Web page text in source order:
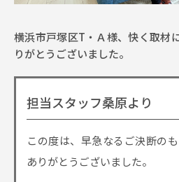
横浜市戸塚区T・Ａ様、快く取材
りがとうございました。
担当スタッフ桑原より
この度は、早急なるご決断の
ありがとうございました。